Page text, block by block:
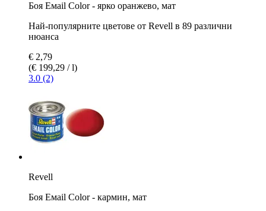
Боя Емаil Color - ярко оранжево, мат
Най-популярните цветове от Revell в 89 различни
нюанса
€ 2,79
(€ 199,29 / l)
3.0 (2)
Revell
Боя Емаil Color - кармин, мат